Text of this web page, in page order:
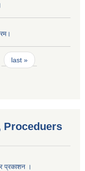
last »
Proceduers
प्रकाशन ।